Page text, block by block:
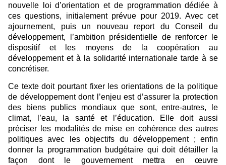
nouvelle loi d’orientation et de programmation dédiée à
ces questions, initialement prévue pour 2019. Avec cet
ajournement, puis un nouveau report du Conseil du
développement, l’ambition présidentielle de renforcer le
dispositif et les moyens de la coopération au
développement et à la solidarité internationale tarde à se
concrétiser.
Ce texte doit pourtant fixer les orientations de la politique
de développement dont l’enjeu est d’assurer la protection
des biens publics mondiaux que sont, entre-autres, le
climat, l’eau, la santé et l’éducation. Elle doit aussi
préciser les modalités de mise en cohérence des autres
politiques avec les objectifs du développement ; enfin
donner la programmation budgétaire qui doit détailler la
façon dont le gouvernement mettra en œuvre